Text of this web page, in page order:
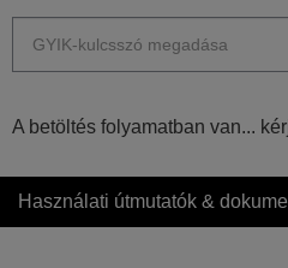
A betöltés folyamatban van...
Használati útmutatók &